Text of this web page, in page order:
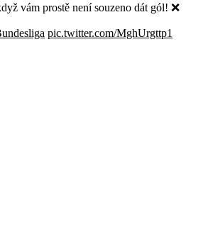
vám prostě není souzeno dát gól! ❌
pic.twitter.com/MghUrgttp1